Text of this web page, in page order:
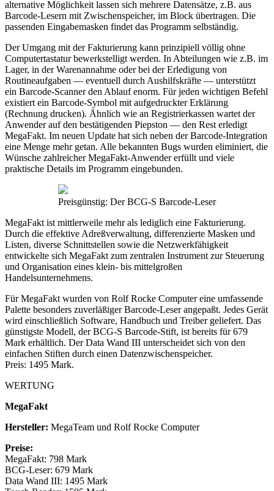
alternative Möglichkeit lassen sich mehrere Datensätze, z.B. aus
Barcode-Lesern mit Zwischenspeicher, im Block übertragen. Die
passenden Eingabemasken findet das Programm selbständig.
Der Umgang mit der Fakturierung kann prinzipiell völlig ohne
Computertastatur bewerkstelligt werden. In Abteilungen wie z.B. im
Lager, in der Warenannahme oder bei der Erledigung von
Routineaufgaben — eventuell durch Aushilfskräfte — unterstützt
ein Barcode-Scanner den Ablauf enorm. Für jeden wichtigen Befehl
existiert ein Barcode-Symbol mit aufgedruckter Erklärung
(Rechnung drucken). Ähnlich wie an Registrierkassen wartet der
Anwender auf den bestätigenden Piepston — den Rest erledigt
MegaFakt. Im neuen Update hat sich neben der Barcode-Integration
eine Menge mehr getan. Alle bekannten Bugs wurden eliminiert, die
Wünsche zahlreicher MegaFakt-Anwender erfüllt und viele
praktische Details im Programm eingebunden.
Preisgünstig: Der BCG-S Barcode-Leser
MegaFakt ist mittlerweile mehr als lediglich eine Fakturierung.
Durch die effektive Adreßverwaltung, differenzierte Masken und
Listen, diverse Schnittstellen sowie die Netzwerkfähigkeit
entwickelte sich MegaFakt zum zentralen Instrument zur Steuerung
und Organisation eines klein- bis mittelgroßen
Handelsunternehmens.
Für MegaFakt wurden von Rolf Rocke Computer eine umfassende
Palette besonders zuverläßiger Barcode-Leser angepaßt. Jedes Gerät
wird einschließlich Software, Handbuch und Treiber geliefert. Das
günstigste Modell, der BCG-S Barcode-Stift, ist bereits für 679
Mark erhältlich. Der Data Wand III unterscheidet sich von den
einfachen Stiften durch einen Datenzwischenspeicher.
Preis: 1495 Mark.
WERTUNG
MegaFakt
Hersteller: MegaTeam und Rolf Rocke Computer
Preise:
MegaFakt: 798 Mark
BCG-Leser: 679 Mark
Data Wand III: 1495 Mark